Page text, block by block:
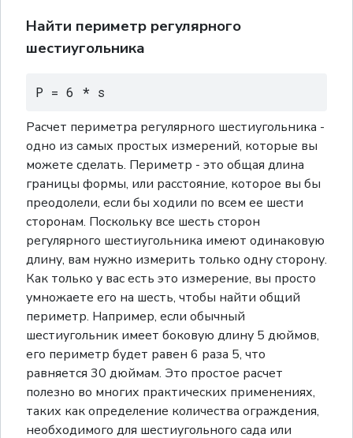
Найти периметр регулярного
шестиугольника
P = 6 * s
Расчет периметра регулярного шестиугольника -
одно из самых простых измерений, которые вы
можете сделать. Периметр - это общая длина
границы формы, или расстояние, которое вы бы
преодолели, если бы ходили по всем ее шести
сторонам. Поскольку все шесть сторон
регулярного шестиугольника имеют одинаковую
длину, вам нужно измерить только одну сторону.
Как только у вас есть это измерение, вы просто
умножаете его на шесть, чтобы найти общий
периметр. Например, если обычный
шестиугольник имеет боковую длину 5 дюймов,
его периметр будет равен 6 раза 5, что
равняется 30 дюймам. Это простое расчет
полезно во многих практических применениях,
таких как определение количества ограждения,
необходимого для шестиугольного сада или